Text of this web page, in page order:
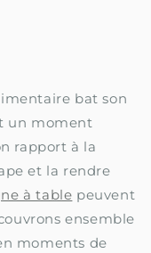
bat son
un moment
rapport à la
et la rendre
à table peuvent
ensemble
moments de